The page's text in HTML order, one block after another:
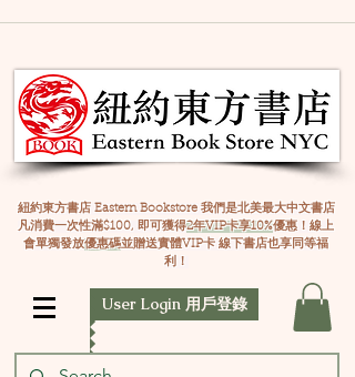
紐約東方書店 Eastern Bookstore 我們是北美最大中文書店
凡消費一次性滿$100, 即可獲得2年VIP卡享10%優惠！線上
會單獨發放優惠碼並贈送實體VIP卡 線下書店也享同等福
利！
User Login 用戶登錄